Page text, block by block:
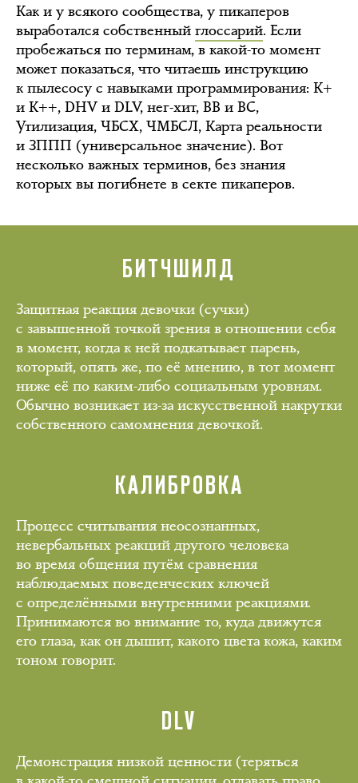
Как и у всякого сообщества, у пикаперов
выработался собственный глоссарий. Если
пробежаться по терминам, в какой-то момент
может показаться, что читаешь инструкцию
к пылесосу с навыками программирования: К+
и К++, DHV и DLV, нег-хит, ВВ и ВС,
Утилизация, ЧБСХ, ЧМБСЛ, Карта реальности
и ЗППП (универсальное значение). Вот
несколько важных терминов, без знания
которых вы погибнете в секте пикаперов.
БИТЧШИЛД
Защитная реакция девочки (сучки)
с завышенной точкой зрения в отношении себя
в момент, когда к ней подкатывает парень,
который, опять же, по её мнению, в тот момент
ниже её по каким-либо социальным уровням.
Обычно возникает из-за искусственной накрутки
собственного самомнения девочкой.
КАЛИБРОВКА
Процесс считывания неосознанных,
невербальных реакций другого человека
во время общения путём сравнения
наблюдаемых поведенческих ключей
с определёнными внутренними реакциями.
Принимаются во внимание то, куда движутся
его глаза, как он дышит, какого цвета кожа, каким
тоном говорит.
DLV
Демонстрация низкой ценности (теряться